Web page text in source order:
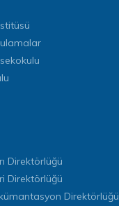
Direktörlüğü
Direktörlüğü
Direktörlüğü